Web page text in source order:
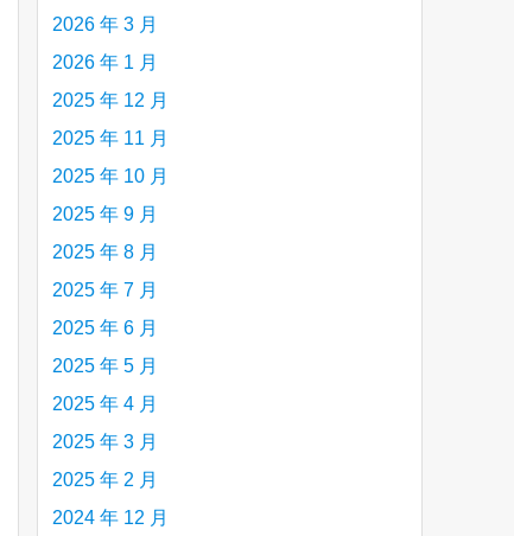
2026 年 3 月
2026 年 1 月
2025 年 12 月
2025 年 11 月
2025 年 10 月
2025 年 9 月
2025 年 8 月
2025 年 7 月
2025 年 6 月
2025 年 5 月
2025 年 4 月
2025 年 3 月
2025 年 2 月
2024 年 12 月